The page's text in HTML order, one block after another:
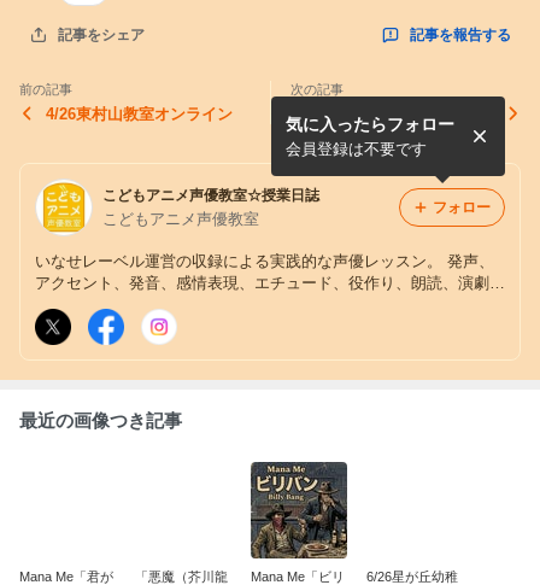
記事をシェア 記事を報告する
前の記事
4/26東村山教室オンライン
次の記事
4/19ベネッセ【子どもの可能
性を広げるオンライン習い事
13選】掲載
こどもアニメ声優教室☆授業日誌
こどもアニメ声優教室
いなせレーベル運営の収録による実践的な声優レッスン。 発声、
アクセント、発音、感情表現、エチュード、役作り、朗読、演劇、
放送、宅録、オンライン収録他。 興味ある人から声優志望まで！
小学生以上。オンラインレッスン有。
気に入ったらフォロー
会員登録は不要です
フォロー
最近の画像つき記事
Mana Me「君が
「悪魔（芥川龍
Mana Me「ビリ
6/26星が丘幼稚